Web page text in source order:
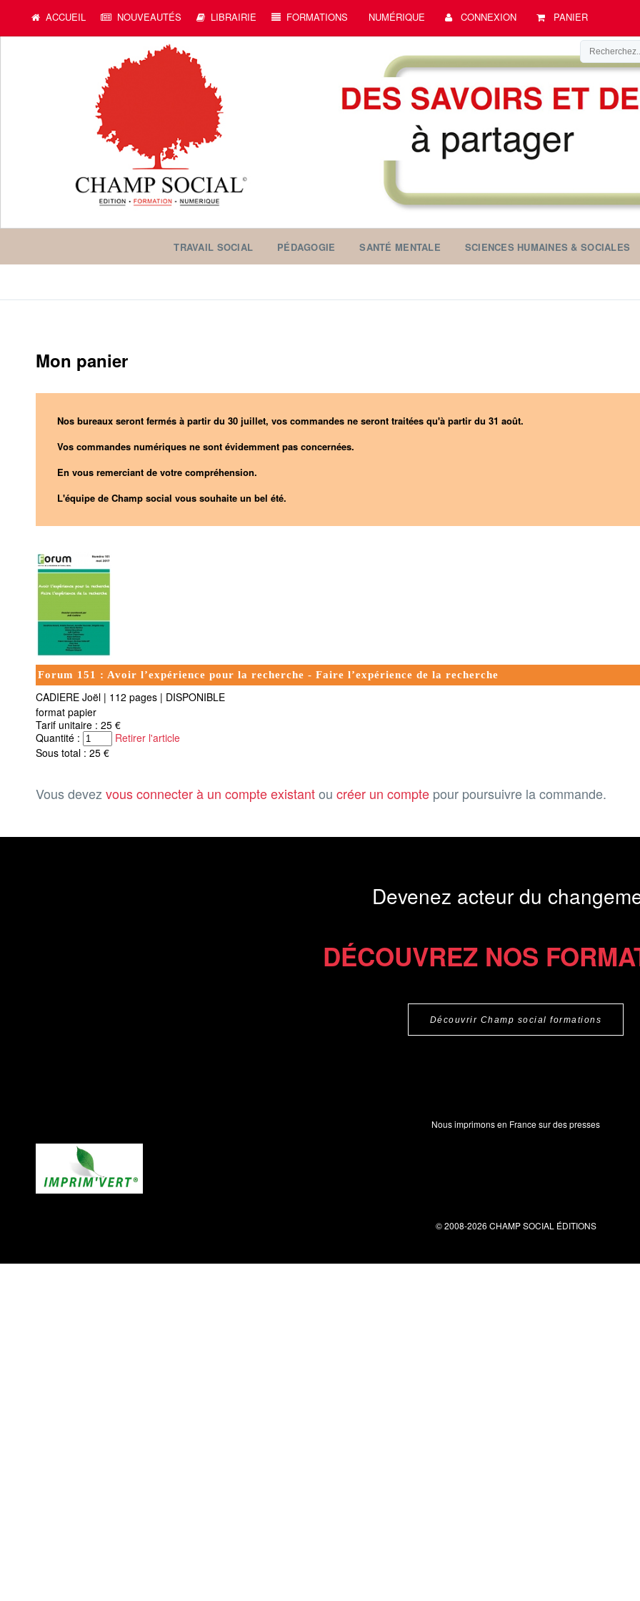
ACCUEIL NOUVEAUTÉS LIBRAIRIE FORMATIONS NUMÉRIQUE CONNEXION PANIER
TRAVAIL SOCIAL PÉDAGOGIE SANTÉ MENTALE SCIENCES HUMAINES & SOCIALES
Mon panier
Nos bureaux seront fermés à partir du 30 juillet, vos commandes ne seront traitées qu'à partir du 31 août.
Vos commandes numériques ne sont évidemment pas concernées.
En vous remerciant de votre compréhension.
L'équipe de Champ social vous souhaite un bel été.
Forum 151 : Avoir l’expérience pour la recherche - Faire l’expérience de la recherche
CADIERE Joël | 112 pages | DISPONIBLE
format papier
Tarif unitaire : 25 €
Quantité :
Retirer l'article
Sous total : 25 €
Vous devezvous connecter à un compte existantou créer un compte pour poursuivre la commande.
Devenez acteur du
DÉCOUVREZ NOS
Découvrir Champ social formations
Nous imprimons en France sur des presses
© 2008-2026 CHAMP SOCIAL ÉDITIONS